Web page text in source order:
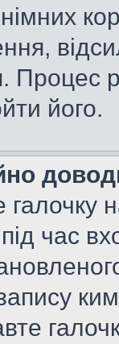
Процес
його.
під час